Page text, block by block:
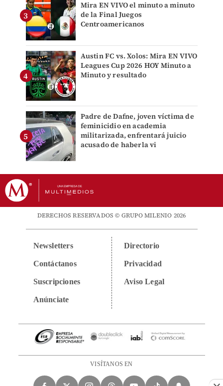
Mira EN VIVO el minuto a minuto
de la Final Juegos
Centroamericanos
Austin FC vs. Xolos: Mira EN VIVO
Leagues Cup 2026 HOY Minuto a
Minuto y resultado
Padre de Dafne, joven víctima de
feminicidio en academia
militarizada, enfrentará juicio
acusado de haberla vi
DERECHOS RESERVADOS © GRUPO MILENIO 2026
Newsletters
Contáctanos
Suscripciones
Anúnciate
Directorio
Privacidad
Aviso Legal
VISÍTANOS EN